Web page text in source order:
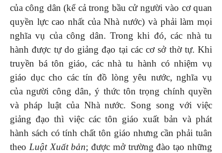
của công dân (kể cả trong bầu cử người vào cơ quan
quyền lực cao nhất của Nhà nước) và phải làm mọi
nghĩa vụ của công dân. Trong khi đó, các nhà tu
hành được tự do giảng đạo tại các cơ sở thờ tự. Khi
truyền bá tôn giáo, các nhà tu hành có nhiệm vụ
giáo dục cho các tín đồ lòng yêu nước, nghĩa vụ
của người công dân, ý thức tôn trọng chính quyền
và pháp luật của Nhà nước. Song song với việc
giảng đạo thì việc các tôn giáo xuất bản và phát
hành sách có tính chất tôn giáo nhưng cần phải tuân
theo Luật Xuất bản; được mở trường đào tạo những